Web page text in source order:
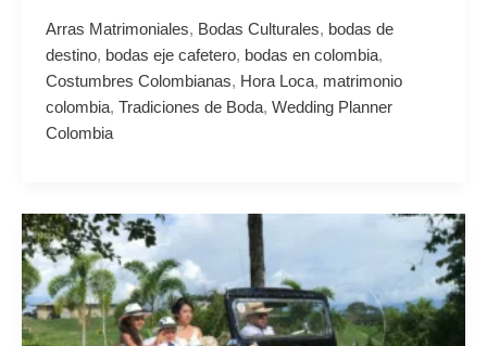
Arras Matrimoniales, Bodas Culturales, bodas de
destino, bodas eje cafetero, bodas en colombia,
Costumbres Colombianas, Hora Loca, matrimonio
colombia, Tradiciones de Boda, Wedding Planner
Colombia
¿Cómo
se
celebran
las
bodas